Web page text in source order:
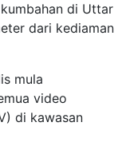
di Uttar
dari kediaman
mula
video
di kawasan